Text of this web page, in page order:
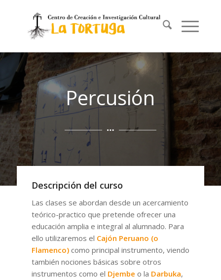
Percusión
Descripción del curso
Las clases se abordan desde un acercamiento
teórico-practico que pretende ofrecer una
educación amplia e integral al alumnado. Para
ello utilizaremos el Cajón Peruano (o
Flamenco)como principal instrumento, viendo
también nociones básicas sobre otros
instrumentos como el Djembe o la Darbuka,